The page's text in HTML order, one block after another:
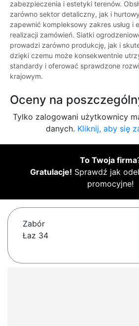
zabezpieczenia i estetyki terenów.
zarówno sektor detaliczny, jak i
zapewnić kompleksowy zakres usług i
realizacji zamówień. Siatki
prowadzi zarówno produkcję, jak i
dzięki czemu może konsekwentnie
standardy i oferować sprawdzone
krajowym.
Oceny na
Tylko zalogowani użytkownicy
danych. Kliknij, aby się
To Twoja firma
Gratulacje! Sprawdź jak
promocyjne!
Zabór
Łaz 34